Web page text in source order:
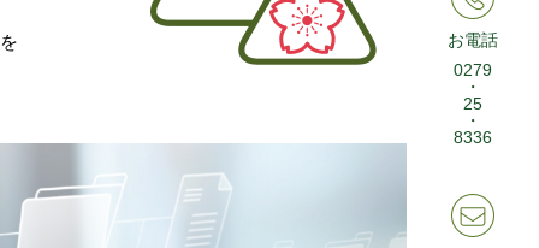
お電話
0279
・
25
・
8336